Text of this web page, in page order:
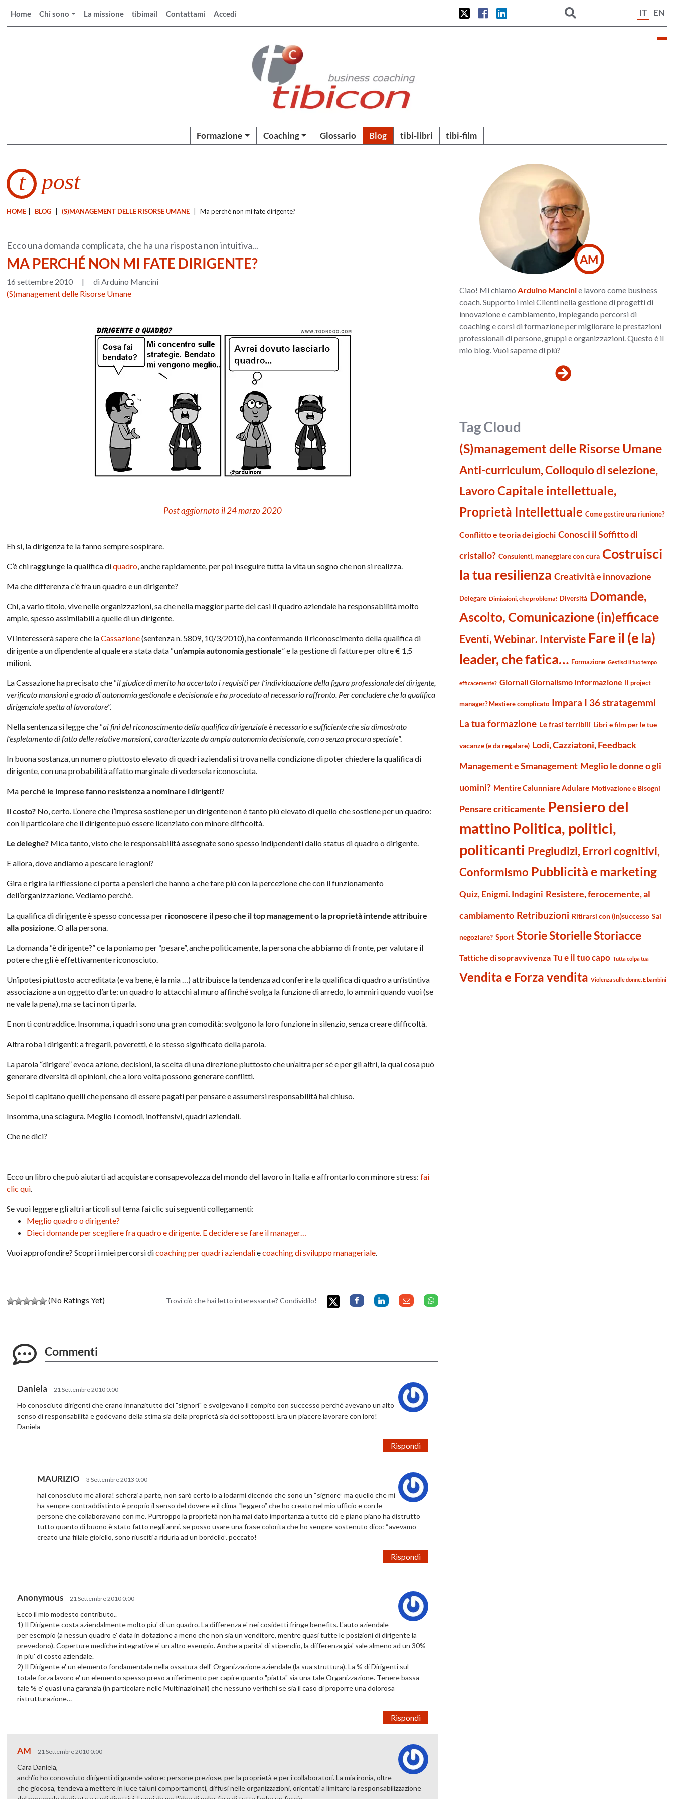
Home Chi sono La missione tibimail Contattami Accedi IT EN
Formazione Coaching Glossario Blog tibi-libri tibi-film
t post
HOME BLOG (S)MANAGEMENT DELLE RISORSE UMANE Ma perché non mi fate dirigente?
Ecco una domanda complicata, che ha una risposta non intuitiva...
MA PERCHÉ NON MI FATE DIRIGENTE?
16 settembre 2010 |
di Arduino Mancini
(S)management delle Risorse Umane
Post aggiornato il 24 marzo 2020
Eh sì, la dirigenza te la fanno sempre sospirare.
C’è chi raggiunge la qualifica diquadro, anche rapidamente, per poi inseguire tutta la vita un sogno che non si realizza.
Ma che differenza c’è fra un quadro e un dirigente?
Chi, a vario titolo, vive nelle organizzazioni, sa che nella maggior parte dei casi il quadro aziendale ha responsabilità molto
ampie, spesso assimilabili a quelle di un dirigente.
Vi interesserà sapere che laCassazione(sentenza n. 5809, 10/3/2010), ha confermando il riconoscimento della qualifica di
dirigente a un dipendente al quale era stata data “un’ampia autonomia gestionale” e la gestione di fatture per oltre € 1,5
milioni.
La Cassazione ha precisato che “il giudice di merito ha accertato i requisiti per l’individuazione della figura professionale del dirigente,
verificato mansioni e grado di autonomia gestionale e decisionale e ha proceduto al necessario raffronto. Per concludere che la qualifica
dirigenziale spetta al lavoratore”.
Nella sentenza si legge che “ai fini del riconoscimento della qualifica dirigenziale è necessario e sufficiente che sia dimostrato
l’espletamento di fatto delle relative mansioni, caratterizzate da ampia autonomia decisionale, con o senza procura speciale”.
In buona sostanza, un numero piuttosto elevato di quadri aziendali si trova nella condizione di poter chiedere la qualifica di
dirigente, con una probabilità affatto marginale di vedersela riconosciuta.
Ma perché le imprese fanno resistenza a nominare i dirigenti?
Il costo? No, certo. L’onere che l’impresa sostiene per un dirigente non è tanto più elevato di quello che sostiene per un quadro:
con il particolare che il dirigente può essere licenziato con minore difficoltà.
Le deleghe? Mica tanto, visto che le responsabilità assegnate sono spesso indipendenti dallo status di quadro o dirigente.
E allora, dove andiamo a pescare le ragioni?
Gira e rigira la riflessione ci porta a pensieri che hanno a che fare più con la percezione che con il funzionamento
dell’organizzazione. Vediamo perché.
La qualifica di dirigente è spesso concessa per riconoscere il peso che il top management o la proprietà intende attribuire
alla posizione. O alla persona.
La domanda “è dirigente?” ce la poniamo per “pesare”, anche politicamente, la persona che abbiamo di fronte, per valutare il
potere che gli è effettivamente riconosciuto.
Un’ipotesi piuttosto accreditata (e va bene, è la mia …) attribuisce la tendenza ad conferire la qualifica di quadro a un’istintiva
associazione a un oggetto d’arte: un quadro lo attacchi al muro affinché svolga la funzione di arredo, lo ammiri quando vuoi (se
ne vale la pena), ma se taci non ti parla.
E non ti contraddice. Insomma, i quadri sono una gran comodità: svolgono la loro funzione in silenzio, senza creare difficoltà.
Altra roba i dirigenti: a fregarli, poveretti, è lo stesso significato della parola.
La parola “dirigere” evoca azione, decisioni, la scelta di una direzione piuttosto che un’altra per sé e per gli altri, la qual cosa può
generare diversità di opinioni, che a loro volta possono generare conflitti.
Se poi ti capitano quelli che pensano di essere pagati per pensare e assumersi responsabilità hai chiuso.
Insomma, una sciagura. Meglio i comodi, inoffensivi, quadri aziendali.
Che ne dici?
Ecco un libro che può aiutarti ad acquistare consapevolezza del mondo del lavoro in Italia e affrontarlo con minore stress:fai
clic qui.
Se vuoi leggere gli altri articoli sul tema fai clic sui seguenti collegamenti:
Meglio quadro o dirigente?
Dieci domande per scegliere fra quadro e dirigente. E decidere se fare il manager…
Vuoi approfondire? Scopri i miei percorsi dicoaching per quadri aziendaliecoaching di sviluppo manageriale.
(No Ratings Yet) Trovi ciò che hai letto interessante? Condividilo!
Commenti
Daniela 21 Settembre 2010 0:00
Ho conosciuto dirigenti che erano innanzitutto dei "signori" e svolgevano il compito con successo perché avevano un alto
senso di responsabilità e godevano della stima sia della proprietà sia dei sottoposti. Era un piacere lavorare con loro!
Daniela
Rispondi
MAURIZIO 3 Settembre 2013 0:00
hai conosciuto me allora! scherzi a parte, non sarò certo io a lodarmi dicendo che sono un “signore” ma quello che mi
ha sempre contraddistinto è proprio il senso del dovere e il clima “leggero” che ho creato nel mio ufficio e con le
persone che collaboravano con me. Purtroppo la proprietà non ha mai dato importanza a tutto ciò e piano piano ha distrutto
tutto quanto di buono è stato fatto negli anni. se posso usare una frase colorita che ho sempre sostenuto dico: “avevamo
creato una filiale gioiello, sono riusciti a ridurla ad un bordello”. peccato!
Rispondi
Anonymous 21 Settembre 2010 0:00
Ecco il mio modesto contributo..
1) Il Dirigente costa aziendalmente molto piu' di un quadro. La differenza e' nei cosidetti fringe benefits. L'auto aziendale
per esempio (a nessun quadro e' data in dotazione a meno che non sia un venditore, mentre quasi tutte le posizioni di dirigente la
prevedono). Coperture mediche integrative e' un altro esempio. Anche a parita' di stipendio, la differenza gia' sale almeno ad un 30%
in piu' di costo aziendale.
2) Il Dirigente e' un elemento fondamentale nella ossatura dell' Organizzazione aziendale (la sua struttura). La % di Dirigenti sul
totale forza lavoro e' un elemento spesso preso a riferimento per capire quanto "piatta" sia una tale Organizzazione. Tenere bassa
tale % e' quasi una garanzia (in particolare nelle Multinazioinali) che nessuno verifichi se sia il caso di proporre una dolorosa
ristrutturazione…
Rispondi
AM 21 Settembre 2010 0:00
Cara Daniela,
anch'io ho conosciuto dirigenti di grande valore: persone preziose, per la proprietà e per i collaboratori. La mia ironia, oltre
che giocosa, tendeva a mettere in luce taluni comportamenti, diffusi nelle organizzazioni, orientati a limitare la responsabilizzazione
AM
Ciao! Mi chiamo Arduino Mancinie lavoro come business
coach. Supporto i miei Clienti nella gestione di progetti di
innovazione e cambiamento, impiegando percorsi di
coaching e corsi di formazione per migliorare le prestazioni
professionali di persone, gruppi e organizzazioni. Questo è il
mio blog. Vuoi saperne di più?
Tag Cloud
(S)management delle Risorse Umane
Anti-curriculum, Colloquio di selezione,
LavoroCapitale intellettuale,
Proprietà Intellettuale Come gestire una riunione?
Conflitto e teoria dei giochi Conosci il Soffitto di
cristallo? Consulenti, maneggiare con cura Costruisci
la tua resilienza Creatività e innovazione
Delegare Dimissioni, che problema! Diversità Domande,
Ascolto, Comunicazione (in)efficace
Eventi, Webinar. Interviste Fare il (e la)
leader, che fatica… Formazione Gestisci il tuo tempo
efficacemente? Giornali Giornalismo Informazione Il project
manager? Mestiere complicato Impara I 36 stratagemmi
La tua formazione Le frasi terribili Libri e film per le tue
vacanze (e da regalare) Lodi, Cazziatoni, Feedback
Management e Smanagement Meglio le donne o gli
uomini? Mentire Calunniare Adulare Motivazione e Bisogni
Pensare criticamente Pensiero del
mattino Politica, politici,
politicanti Pregiudizi, Errori cognitivi,
Conformismo Pubblicità e marketing
Quiz, Enigmi. Indagini Resistere, ferocemente, al
cambiamento Retribuzioni Ritirarsi con (in)successo Sai
negoziare? Sport Storie Storielle Storiacce
Tattiche di sopravvivenza Tu e il tuo capo Tutta colpa tua
Vendita e Forza vendita Violenza sulle donne. E bambini